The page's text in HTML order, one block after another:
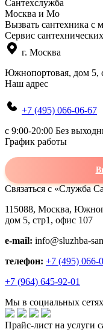
Сантехслужба
Москва и Мо
Вызвать сантехника с
Сервис
г. Москва
Южнопортовая, дом 5,
Наш адрес
+7 (495) 066-06-67
c 9:00-20:00 Без
График работы
Связаться с «Служба
115088, Москва,
дом 5, стр1, офис 107
e-mail: info@sluzhba-
телефон: +7 (495) 066-
+7 (964) 645-92-01
Мы в социальных
Прайс-лист на услуги